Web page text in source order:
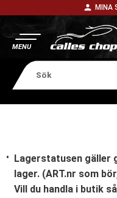
person MINA
Lagerstatusen gäller
lager. (ART.nr som
Vill du handla i butik